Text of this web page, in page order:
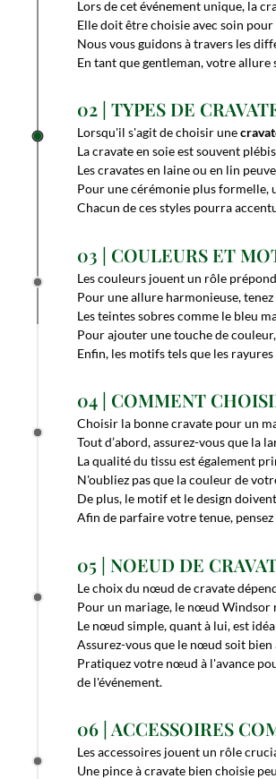
Lors de cet événement unique, la
Elle doit être choisie avec soin
Nous vous guidons à travers les
En tant que gentleman, votre allure
02 | TYPES DE
Lorsqu'il s'agit de choisir une
La cravate en soie est souvent
Les cravates en laine ou en lin
Pour une cérémonie plus formelle,
Chacun de ces styles pourra
03 | COULEURS ET
Les couleurs jouent un rôle
Pour une allure harmonieuse,
Les teintes sobres comme le bleu
Pour ajouter une touche de
Enfin, les motifs tels que les
04 | COMMENT
Choisir la bonne cravate pour un
Tout d’abord, assurez-vous que la
La qualité du tissu est également
N'oubliez pas que la couleur de
De plus, le motif et le design
Afin de parfaire votre tenue, pensez
05 | NOEUD DE
Le choix du nœud de cravate
Pour un mariage, le nœud Windsor
Le nœud simple, quant à lui, est
Assurez-vous que le nœud soit
Pratiquez votre nœud à l'avance
de l'événement.
06 | ACCESSOIRES
Les accessoires jouent un rôle
Une pince à cravate bien choisie